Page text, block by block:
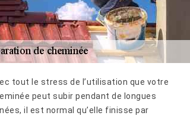
tout le stress de l’utilisation que votre
peut subir pendant de longues
il est normal qu’elle finisse par